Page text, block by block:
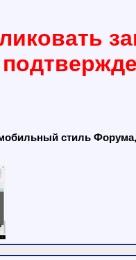
стиль Форума,